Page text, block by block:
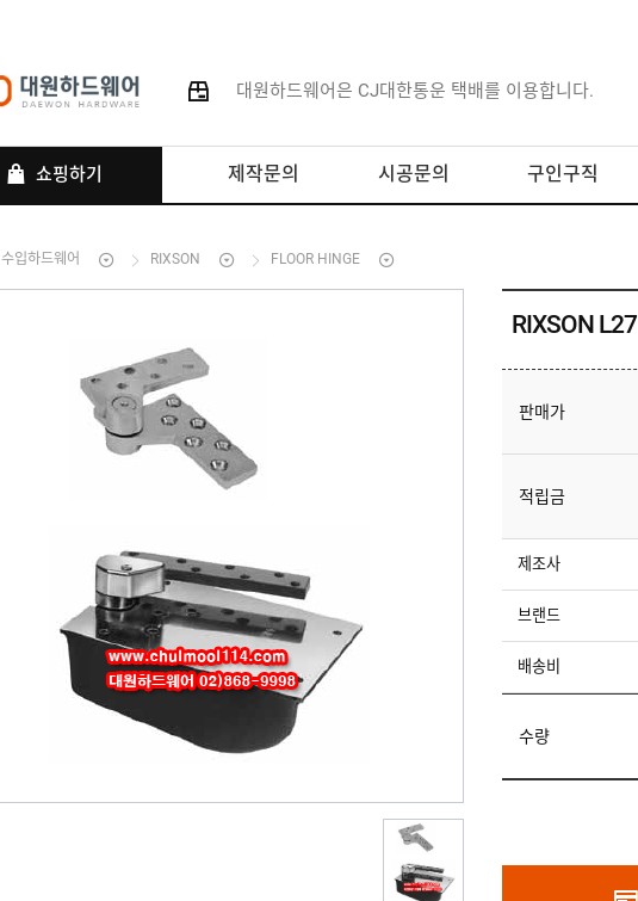
대원하드웨어은 CJ대한통운 택배를 이용합니다.
쇼핑하기 제작문의 시공문의 구인구직
수입하드웨어 RIXSON FLOOR HINGE
RIXSON L27
판매가
적립금
제조사
브랜드
배송비
수량